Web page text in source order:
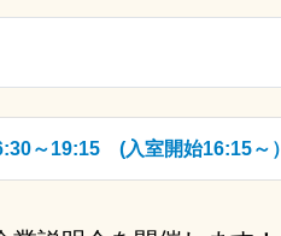
～19:15 (入室開始16:15～）